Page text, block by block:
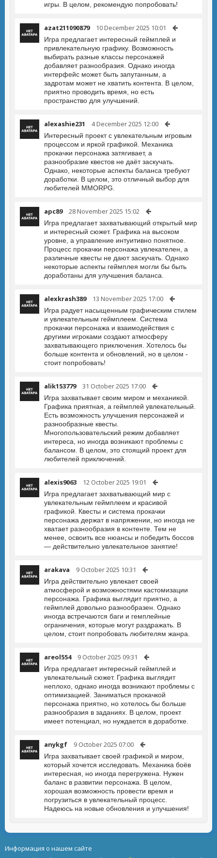
игры. В целом, рекомендую попробовать!
azat211090879 10 December 2025 10:01
Игра предлагает интересный геймплей и
привлекательную графику. Возможность
выбирать разные классы персонажей
добавляет разнообразия. Однако иногда
интерфейс может быть запутанным, а
задротам может не хватить контента. В целом,
приятно проводить время, но есть
пространство для улучшений.
alexashie231 4 December 2025 12:00
Интересный проект с увлекательным игровым
процессом и яркой графикой. Механика
прокачки персонажа затягивает, а
разнообразие квестов не даёт заскучать.
Однако, некоторые аспекты баланса требуют
доработки. В целом, это отличный выбор для
любителей MMORPG.
apc89 28 November 2025 15:02
Игра предлагает захватывающий открытый мир
и интересный сюжет. Графика на высоком
уровне, а управление интуитивно понятное.
Процесс прокачки персонажа увлекателен, а
различные квесты не дают заскучать. Однако
некоторые аспекты геймплея могли бы быть
доработаны для улучшения баланса.
alexkrash389 13 November 2025 17:00
Игра радует насыщенным графическим стилем
и увлекательным геймплеем. Система
прокачки персонажа и взаимодействия с
другими игроками создают атмосферу
захватывающего приключения. Хотелось бы
больше контента и обновлений, но в целом -
стоит попробовать!
alik153779 31 October 2025 17:00
Игра захватывает своим миром и механикой.
Графика приятная, а геймплей увлекательный.
Есть возможность улучшения персонажей и
разнообразные квесты.
Многопользовательский режим добавляет
интереса, но иногда возникают проблемы с
балансом. В целом, это стоящий проект для
любителей приключений.
alexis9063 12 October 2025 19:01
Игра предлагает захватывающий мир с
увлекательным геймплеем и красивой
графикой. Квесты и система прокачки
персонажа держат в напряжении, но иногда не
хватает разнообразия в контенте. Тем не
менее, освоить все нюансы и победить боссов
— действительно увлекательное занятие!
arakava 9 October 2025 10:31
Игра действительно увлекает своей
атмосферой и возможностями кастомизации
персонажа. Графика выглядит приятно, а
геймплей довольно разнообразен. Однако
иногда встречаются баги и гемплейные
ограничения, которые могут раздражать. В
целом, стоит попробовать любителям жанра.
areol554 9 October 2025 09:31
Игра предлагает интересный геймплей и
увлекательный сюжет. Графика выглядит
неплохо, однако иногда возникают проблемы с
оптимизацией. Заниматься прокачкой
персонажа приятно, но хотелось бы больше
разнообразия в заданиях. В целом, проект
имеет потенциал, но нуждается в доработке.
anykgf 9 October 2025 07:00
Игра захватывает своей графикой и миром,
который хочется исследовать. Механика боёв
интересная, но иногда перегружена. Нужен
баланс в развитии персонажа. В целом,
хорошая возможность провести время и
погрузиться в увлекательный процесс.
Надеюсь на новые обновления и улучшения!
Информация о нашем сайте